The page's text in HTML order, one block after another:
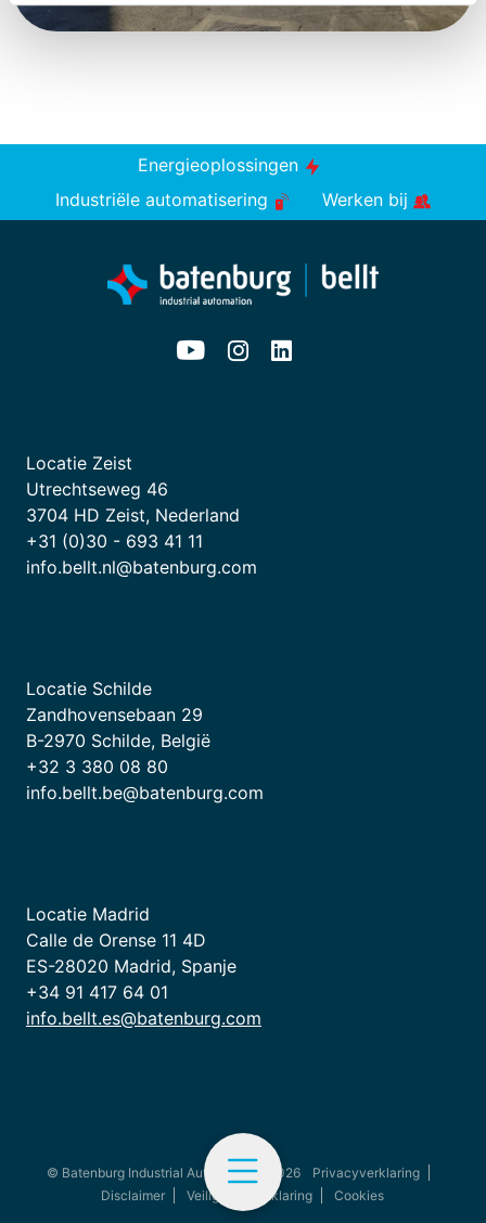
Energieoplossingen
Industriële automatisering
Werken bij
Locatie Zeist
Utrechtseweg 46
3704 HD Zeist, Nederland
+31 (0)30 - 693 41 11
info.bellt.nl@batenburg.com
Locatie Schilde
Zandhovensebaan 29
B-2970 Schilde, België
+32 3 380 08 80
info.bellt.be@batenburg.com
Locatie Madrid
Calle de Orense 11 4D
ES-28020 Madrid, Spanje
+34 91 417 64 01
info.bellt.es@batenburg.com
© Batenburg Industrial Automation - 2026
Privacyverklaring
Disclaimer
Veiligheidsverklaring Cookies